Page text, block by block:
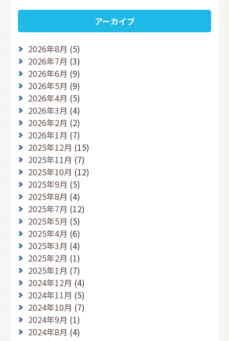
アーカイブ
2026年8月 (5)
2026年7月 (3)
2026年6月 (9)
2026年5月 (9)
2026年4月 (5)
2026年3月 (4)
2026年2月 (2)
2026年1月 (7)
2025年12月 (15)
2025年11月 (7)
2025年10月 (12)
2025年9月 (5)
2025年8月 (4)
2025年7月 (12)
2025年5月 (5)
2025年4月 (6)
2025年3月 (4)
2025年2月 (1)
2025年1月 (7)
2024年12月 (4)
2024年11月 (5)
2024年10月 (7)
2024年9月 (1)
2024年8月 (4)